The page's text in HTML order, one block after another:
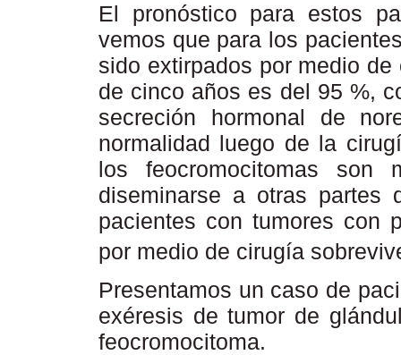
El pronóstico para estos
vemos que para los
sido extirpados por medio
de cinco años es del 95 %,
secreción hormonal de
normalidad luego de la
los feocromocitomas
diseminarse a otras
pacientes con tumores con
por medio de cirugía
Presentamos un caso de
exéresis de tumor de
feocromocitoma.